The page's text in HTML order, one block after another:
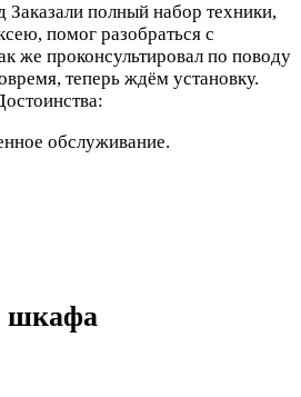
Заказали полный набор техники,
помог разобраться с
же проконсультировал по поводу
теперь ждём установку.
обслуживание.
шкафа